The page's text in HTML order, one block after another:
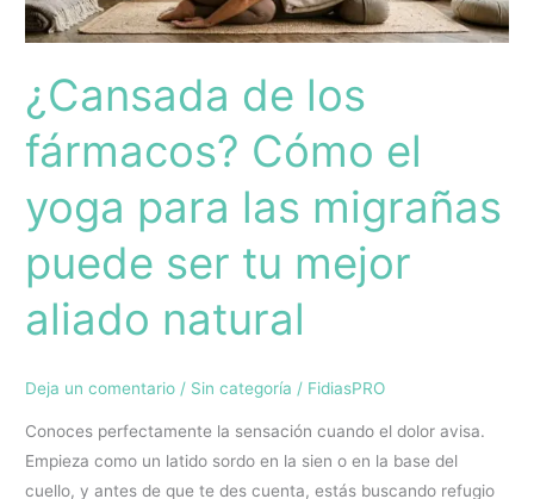
¿Cansada de los
fármacos? Cómo el
yoga para las migrañas
puede ser tu mejor
aliado natural
Deja un comentario / Sin categoría / FidiasPRO
Conoces perfectamente la sensación cuando el dolor avisa.
Empieza como un latido sordo en la sien o en la base del
cuello, y antes de que te des cuenta, estás buscando refugio
para
las
migrañas
puede
ser
tu
mejor
aliado
natural